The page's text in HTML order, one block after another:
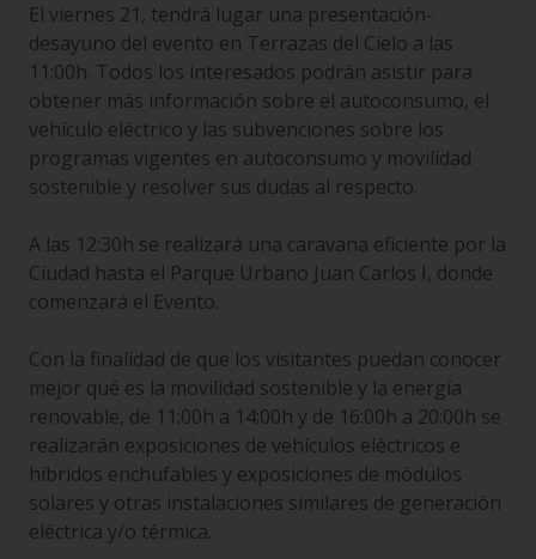
El viernes 21, tendrá lugar una presentación-
desayuno del evento en Terrazas del Cielo a las
11:00h. Todos los interesados podrán asistir para
obtener más información sobre el autoconsumo, el
vehículo eléctrico y las subvenciones sobre los
programas vigentes en autoconsumo y movilidad
sostenible y resolver sus dudas al respecto.
A las 12:30h se realizará una caravana eficiente por la
Ciudad hasta el Parque Urbano Juan Carlos I, donde
comenzará el Evento.
Con la finalidad de que los visitantes puedan conocer
mejor qué es la movilidad sostenible y la energía
renovable, de 11:00h a 14:00h y de 16:00h a 20:00h se
realizarán exposiciones de vehículos eléctricos e
híbridos enchufables y exposiciones de módulos
solares y otras instalaciones similares de generación
eléctrica y/o térmica.